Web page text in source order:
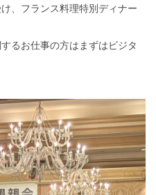
、フランス料理特別ディナー
るお仕事の方はまずはビジタ